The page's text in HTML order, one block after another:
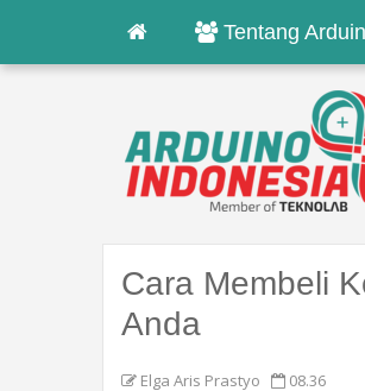
Tentang
Cara Membeli
Anda
Elga Aris Prastyo 08.36